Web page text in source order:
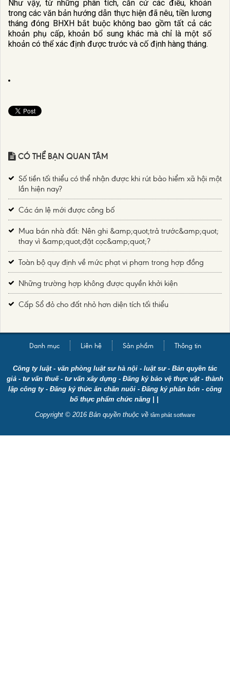
Như vậy, từ những phân tích, căn cứ các điều, khoản
trong các văn bản hướng dẫn thực hiện đã nêu, tiền lương
tháng đóng BHXH bắt buộc không bao gồm tất cả các
khoản phụ cấp, khoản bổ sung khác mà chỉ là một số
khoản có thể xác định được trước và cố định hàng tháng.
CÓ THỂ BẠN QUAN TÂM
Số tiền tối thiểu có thể nhận được khi rút bảo hiểm xã hội một
lần hiện nay?
Các án lệ mới được công bố
Mua bán nhà đất: Nên ghi &amp;quot;trả trước&amp;quot;
thay vì &amp;quot;đặt cọc&amp;quot;?
Toàn bộ quy định về mức phạt vi phạm trong hợp đồng
Những trường hợp không được quyền khởi kiện
Cấp Sổ đỏ cho đất nhỏ hơn diện tích tối thiểu
Danh mục Liên hệ Sản phẩm Thông tin
Công ty luật - văn phòng luật sư hà nội - luật sư- Bản quyền tác
giả - tư vấn thuế- tư vấn xây dựng - Đăng ký bảo vệ thực vật- thành
lập công ty- Đăng ký thức ăn chăn nuôi - Đăng ký phân bón - công
bố thực phẩm chức năng| |
Copyright © 2016 Bản quyền thuộc về tâm phát sotfware